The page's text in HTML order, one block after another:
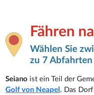
Fähren
Wählen Sie
zu 7 Abfahrten
Seiano ist ein Teil der
Golf von Neapel . Das